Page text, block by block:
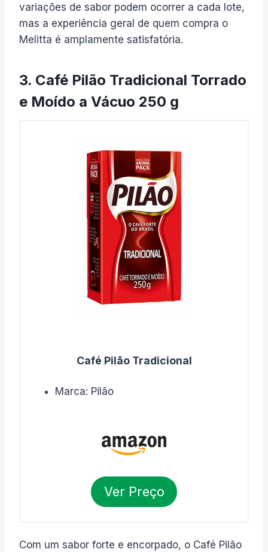
variações de sabor podem ocorrer a cada lote,
mas a experiência geral de quem compra o
Melitta é amplamente satisfatória.
3. Café Pilão Tradicional Torrado
e Moído a Vácuo 250 g
Café Pilão Tradicional
Marca: Pilão
Ver Preço
Com um sabor forte e encorpado, o Café Pilão